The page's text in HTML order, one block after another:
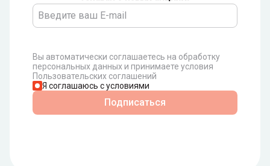
Вы автоматически соглашаетесь на обработку
персональных данных и принимаете условия
Пользовательских соглашений
Я соглашаюсь с условиями
Подписаться